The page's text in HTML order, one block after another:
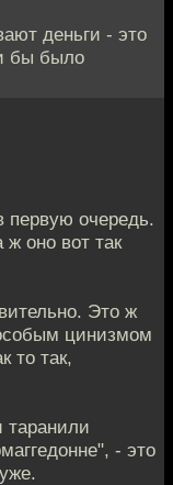
деньги - это
бы было
первую очередь.
оно вот так
Это ж
цинизмом
то так,
- это